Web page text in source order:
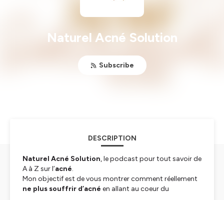
Naturel Acné Solution
Subscribe
DESCRIPTION
Naturel Acné Solution, le podcast pour tout savoir de
A à Z sur l’acné.
Mon objectif est de vous montrer comment réellement
ne plus souffrir d’acné en allant au coeur du